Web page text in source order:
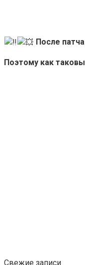
После
Поэтому как
Свежие записи